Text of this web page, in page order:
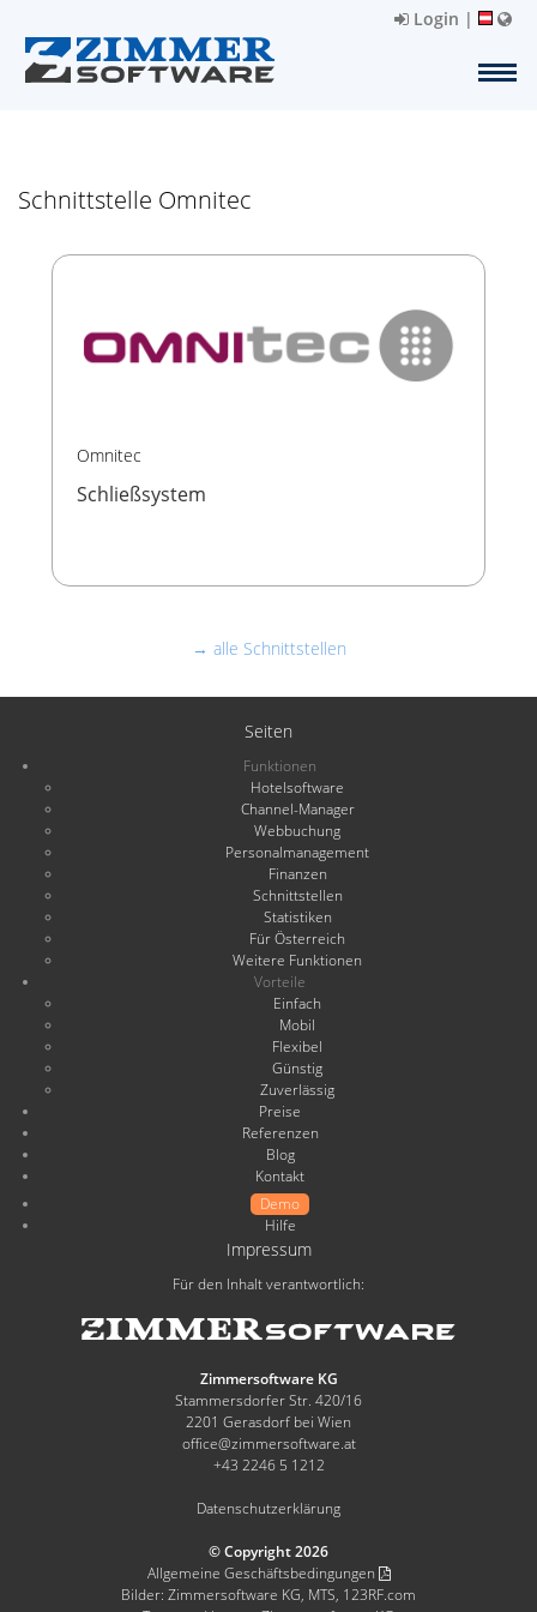
Login |
Schnittstelle Omnitec
Omnitec
Schließsystem
→ alle Schnittstellen
Seiten
Funktionen
Hotelsoftware
Channel-Manager
Webbuchung
Personalmanagement
Finanzen
Schnittstellen
Statistiken
Für Österreich
Weitere Funktionen
Vorteile
Einfach
Mobil
Flexibel
Günstig
Zuverlässig
Preise
Referenzen
Blog
Kontakt
Demo
Hilfe
Impressum
Für den Inhalt verantwortlich:
Zimmersoftware KG
Stammersdorfer Str. 420/16
2201 Gerasdorf bei Wien
office@zimmersoftware.at
+43 2246 5 1212
Datenschutzerklärung
© Copyright 2026
Allgemeine Geschäftsbedingungen
Bilder: Zimmersoftware KG, MTS, 123RF.com